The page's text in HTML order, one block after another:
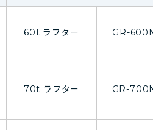
60t ラフター GR-
70t ラフター GR-